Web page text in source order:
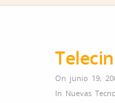
On junio 19,
In Nuevas